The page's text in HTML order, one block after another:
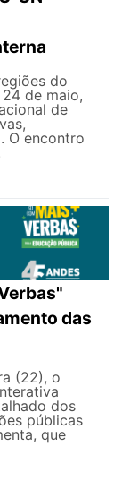
do
de maio,
de
O encontro
das
(22), o
dos
públicas
que